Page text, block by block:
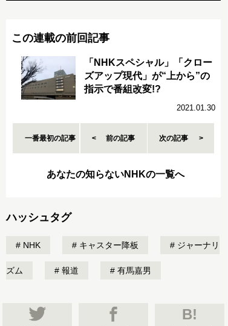
この連載の前回記事
「NHKスペシャル」「クロー
ズアップ現代」が“上から”の
指示で番組改変!?
2021.01.30
一番最初の記事 前の記事 次の記事
あなたの知らないNHKの一覧へ
ハッシュタグ
NHK キャスター降板 ジャーナリ
ズム 報道 有馬嘉男
B!